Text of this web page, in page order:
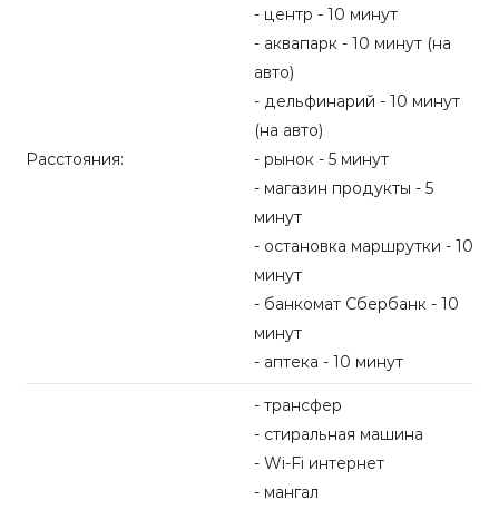
Расстояния:
- центр - 10 минут
- аквапарк - 10 минут (на
авто)
- дельфинарий - 10 минут
(на авто)
- рынок - 5 минут
- магазин продукты - 5
минут
- остановка маршрутки - 10
минут
- банкомат Сбербанк - 10
минут
- аптека - 10 минут
- трансфер
- стиральная машина
- Wi-Fi интернет
- мангал